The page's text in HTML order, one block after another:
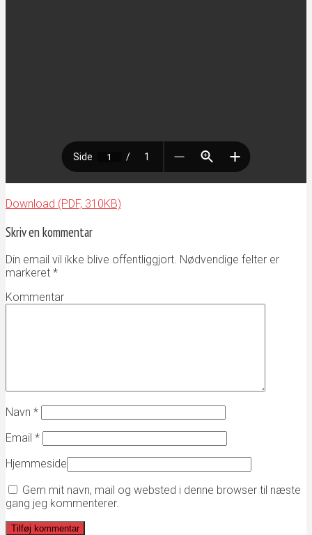
Download (PDF, 310KB)
Skriv en kommentar
Din email vil ikke blive offentliggjort. Nødvendige felter er
markeret *
Kommentar
Navn *
Email *
Hjemmeside
Gem mit navn, mail og websted i denne browser til næste
gang jeg kommenterer.